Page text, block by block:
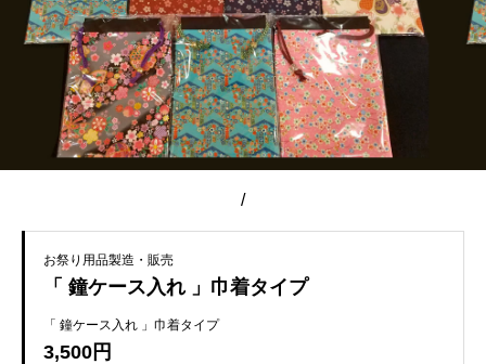
/
お祭り用品製造・販売
「 鐘ケース入れ 」巾着タイプ
「 鐘ケース入れ 」巾着タイプ
3,500円